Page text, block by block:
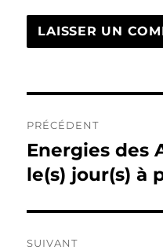
de
l’article
PRÉCÉDENT
Publication
précédente :
Energies des
le(s) jour(s) à
SUIVANT